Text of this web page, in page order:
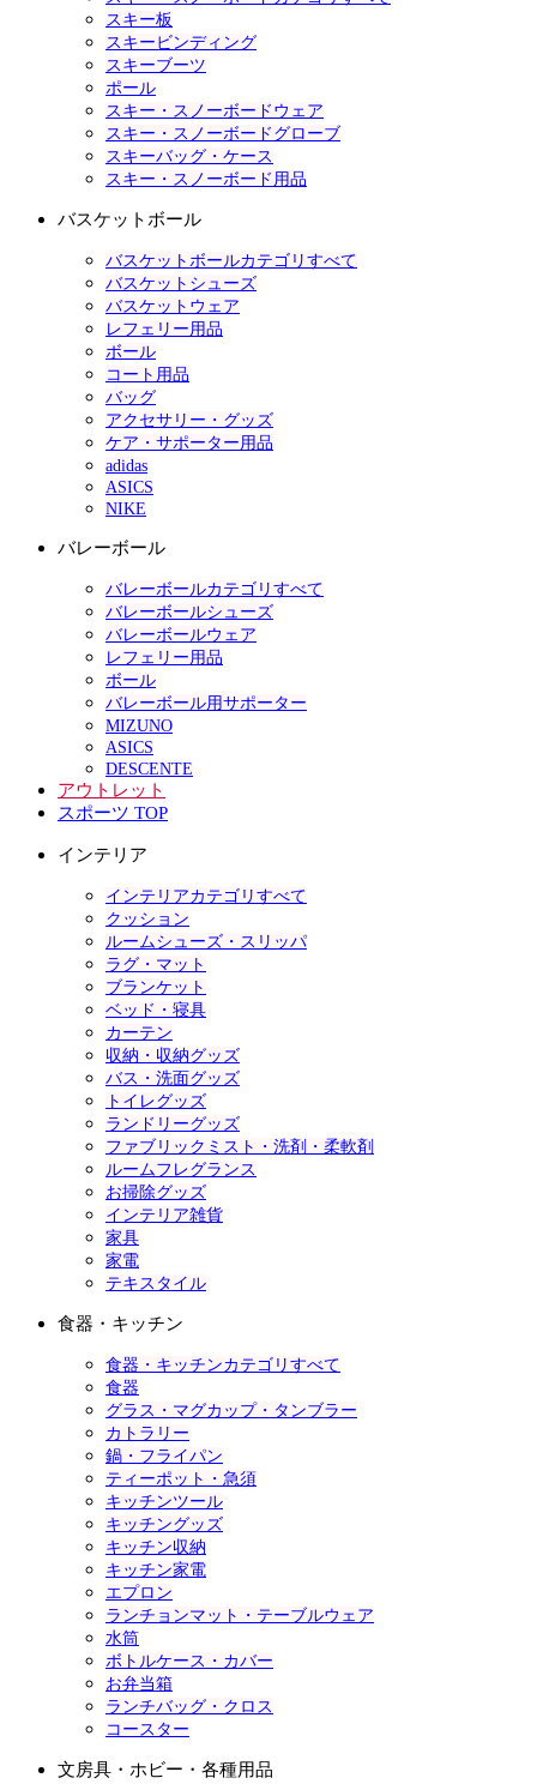
スキー板
スキービンディング
スキーブーツ
ポール
スキー・スノーボードウェア
スキー・スノーボードグローブ
スキーバッグ・ケース
スキー・スノーボード用品
バスケットボール
バスケットボールカテゴリすべて
バスケットシューズ
バスケットウェア
レフェリー用品
ボール
コート用品
バッグ
アクセサリー・グッズ
ケア・サポーター用品
adidas
ASICS
NIKE
バレーボール
バレーボールカテゴリすべて
バレーボールシューズ
バレーボールウェア
レフェリー用品
ボール
バレーボール用サポーター
MIZUNO
ASICS
DESCENTE
アウトレット
スポーツ TOP
インテリア
インテリアカテゴリすべて
クッション
ルームシューズ・スリッパ
ラグ・マット
ブランケット
ベッド・寝具
カーテン
収納・収納グッズ
バス・洗面グッズ
トイレグッズ
ランドリーグッズ
ファブリックミスト・洗剤・柔軟剤
ルームフレグランス
お掃除グッズ
インテリア雑貨
家具
家電
テキスタイル
食器・キッチン
食器・キッチンカテゴリすべて
食器
グラス・マグカップ・タンブラー
カトラリー
鍋・フライパン
ティーポット・急須
キッチンツール
キッチングッズ
キッチン収納
キッチン家電
エプロン
ランチョンマット・テーブルウェア
水筒
ボトルケース・カバー
お弁当箱
ランチバッグ・クロス
コースター
文房具・ホビー・各種用品